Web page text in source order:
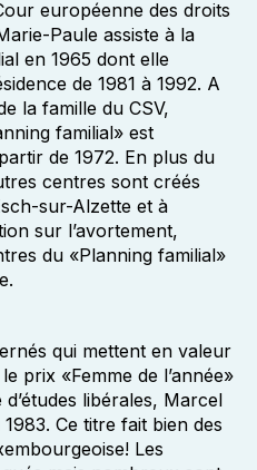
européenne des droits
Paule assiste à la
en 1965 dont elle
de 1981 à 1992. A
la famille du CSV,
familial» est
de 1972. En plus du
centres sont créés
sur-Alzette et à
sur l’avortement,
du «Planning familial»
qui mettent en valeur
prix «Femme de l’année»
libérales, Marcel
Ce titre fait bien des
Les